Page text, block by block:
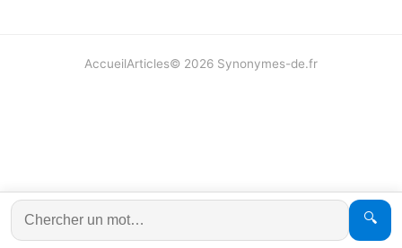
🔍
AccueilArticles© 2026 Synonymes-de.fr